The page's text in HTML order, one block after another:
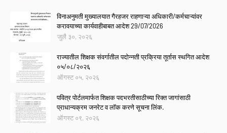
विनाअनुमती मुख्यालयात गैरहजर राहणाऱ्या अधिकारी/कर्मचाऱ्यांवर
करावयाच्या कार्यवाहीबाबत आदेश 29/07/2026
जुलै ३०, २०२६
राज्यातील शिक्षक संवर्गातील पदोन्नती प्रक्रिया तूर्तास स्थगित आदेश
०५/०८/२०२६
ऑगस्ट ०५, २०२६
पवित्र पोर्टलमार्फत शिक्षक पदभरतीसाठीच्या रिक्त जागांसाठी
प्राधान्यक्रम जनरेट व लॉक करणे सूचना लिंक.
ऑगस्ट ०९, २०२६